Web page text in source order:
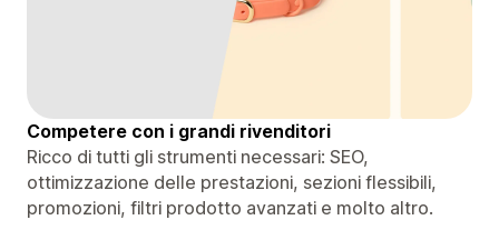
Competere con i grandi rivenditori
Ricco di tutti gli strumenti necessari: SEO,
ottimizzazione delle prestazioni, sezioni flessibili,
promozioni, filtri prodotto avanzati e molto altro.